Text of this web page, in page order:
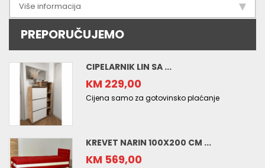
Više informacija
PREPORUČUJEMO
CIPELARNIK LIN SA ...
KM 229,00
Cijena samo za gotovinsko plaćanje
KREVET NARIN 100X200 CM ...
KM 569,00